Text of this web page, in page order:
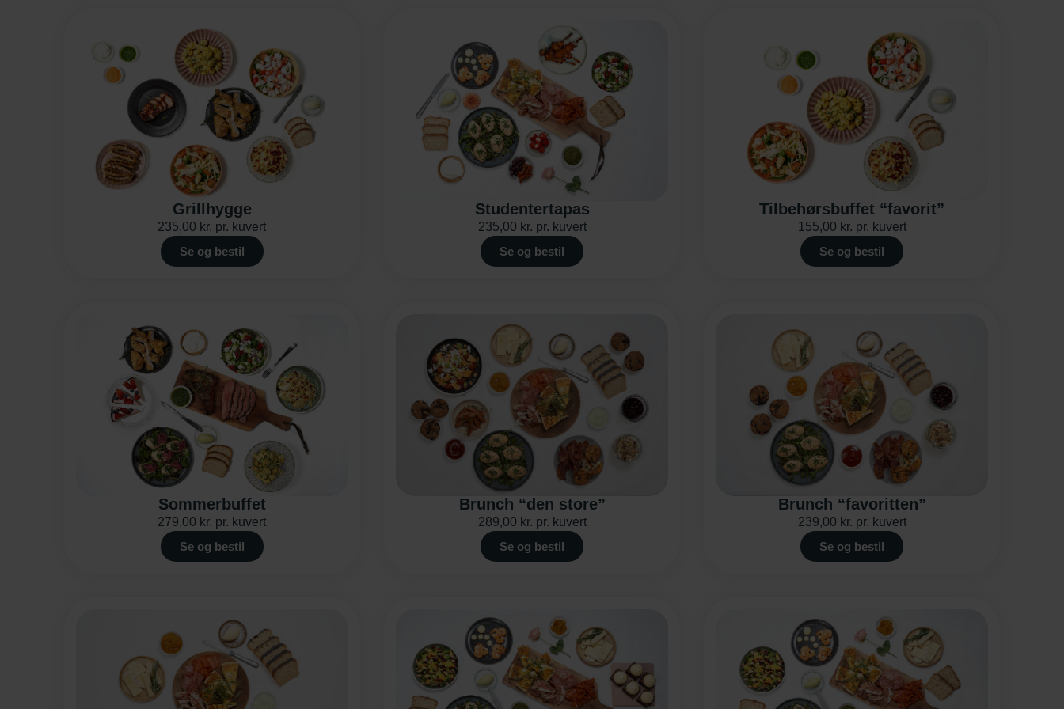
Grillhygge
235,00 kr. pr. kuvert
Se og bestil
Studentertapas
235,00 kr. pr. kuvert
Se og bestil
Tilbehørsbuffet “favorit”
155,00 kr. pr. kuvert
Se og bestil
Sommerbuffet
279,00 kr. pr. kuvert
Se og bestil
Brunch “den store”
289,00 kr. pr. kuvert
Se og bestil
Brunch “favoritten”
239,00 kr. pr. kuvert
Se og bestil